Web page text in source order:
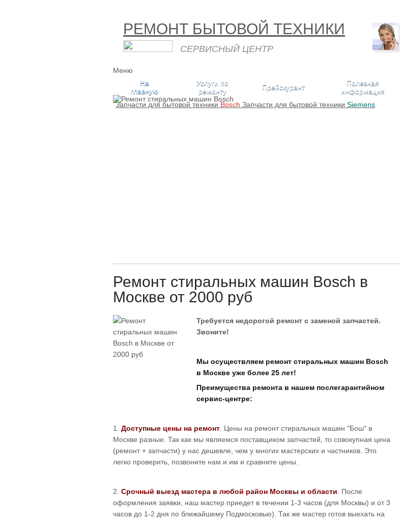
РЕМОНТ БЫТОВОЙ ТЕХНИКИ
СЕРВИСНЫЙ ЦЕНТР
Меню
На
главную
Услуги по
ремонту
Прейскурант
Полезная
информация
Запчасти для бытовой техники Bosch Запчасти для бытовой техники Siemens
Ремонт стиральных машин Bosch в
Москве от 2000 руб
Требуется недорогой ремонт с заменой запчастей.
Звоните!
Мы осуществляем ремонт стиральных машин Bosch
в Москве уже более 25 лет!
Преимущества ремонта в нашем послегарантийном
сервис-центре:
1. Доступные цены на ремонт . Цены на ремонт стиральных машин "Бош" в
Москве разные. Так как мы являемся поставщиком запчастей, то совокупная цена
(ремонт + запчасти) у нас дешевле, чем у многих мастерских и частников. Это
легко проверить, позвоните нам и им и сравните цены.
2. Срочный выезд мастера в любой район Москвы и области . После
оформления заявки, наш мастер приедет в течении 1-3 часов (для Москвы) и от 3
часов до 1-2 дня по ближайшему Подмосковью). Так же мастер готов выехать на